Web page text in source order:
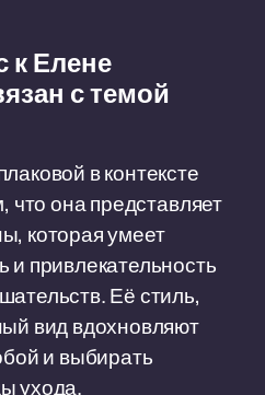
к Елене
с темой
в контексте
что она представляет
которая умеет
и привлекательность
Её стиль,
вид вдохновляют
и выбирать
ухода.